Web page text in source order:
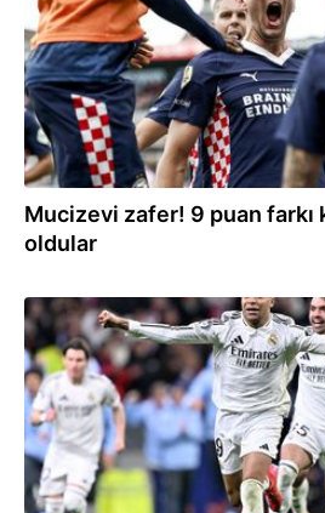
Mucizevi zafer! 9 puan farkı
oldular
13.03.2025